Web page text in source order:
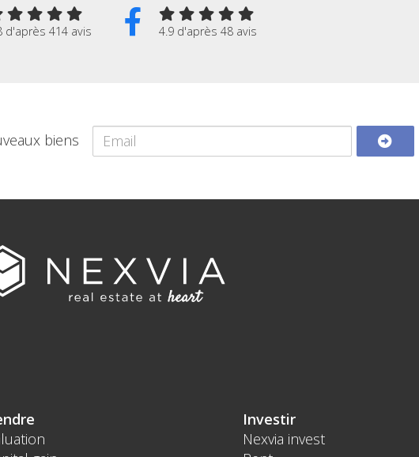
d'après 414 avis 4.9 d'après 48 avis
biens
Investir
Nexvia invest